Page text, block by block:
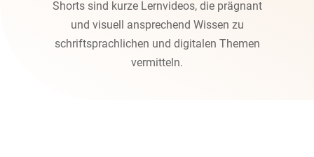
Shorts sind kurze Lernvideos, die prägnant
und visuell ansprechend Wissen zu
schriftsprachlichen und digitalen Themen
vermitteln.